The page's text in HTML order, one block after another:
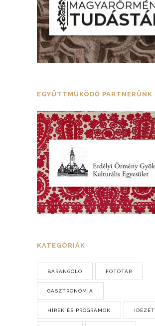
EGYÜTTMŰKÖDŐ PARTNERÜNK
KATEGÓRIÁK
BARANGOLÓ FOTÓTÁR
GASZTRONÓMIA
HÍREK ÉS PROGRAMOK IDÉZET